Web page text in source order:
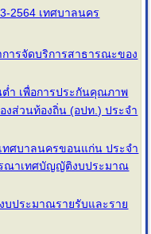
2564 เทศบาลนคร
ารจัดบริการสาธารณะของ
ำ เพื่อการประกันคุณภาพ
งส่วนท้องถิ่น (อปท.) ประจำ
ทศบาลนครขอนแก่น ประจำ
รณาเทศบัญญัติงบประมาณ
บประมาณรายรับและราย